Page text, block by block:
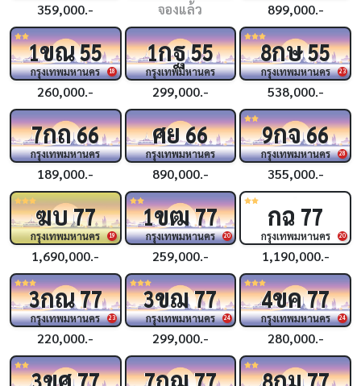
359,000.- จองแล้ว 899,000.-
18
1ขณ55
กรุงเทพมหานคร
260,000.-
1กฐ55
กรุงเทพมหานคร
299,000.-
23
8กษ55
กรุงเทพมหานคร
538,000.-
7กถ66
กรุงเทพมหานคร
189,000.-
ศย66
กรุงเทพมหานคร
890,000.-
28
9กจ66
กรุงเทพมหานคร
355,000.-
19
ฆบ77
กรุงเทพมหานคร
1,690,000.-
20
1ขฒ77
กรุงเทพมหานคร
259,000.-
20
กฉ 77
กรุงเทพมหานคร
1,190,000.-
23
3กณ77
กรุงเทพมหานคร
220,000.-
24
3ขฌ77
กรุงเทพมหานคร
299,000.-
24
4ขค77
กรุงเทพมหานคร
280,000.-
ขศ กฌ กม